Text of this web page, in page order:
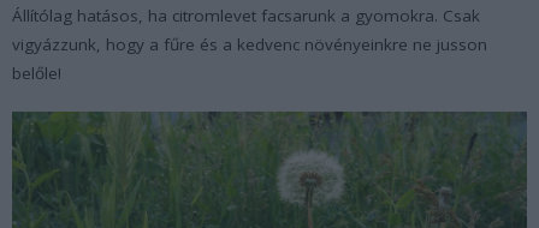
Állítólag hatásos, ha citromlevet facsarunk a gyomokra. Csak
vigyázzunk, hogy a fűre és a kedvenc növényeinkre ne jusson
belőle!